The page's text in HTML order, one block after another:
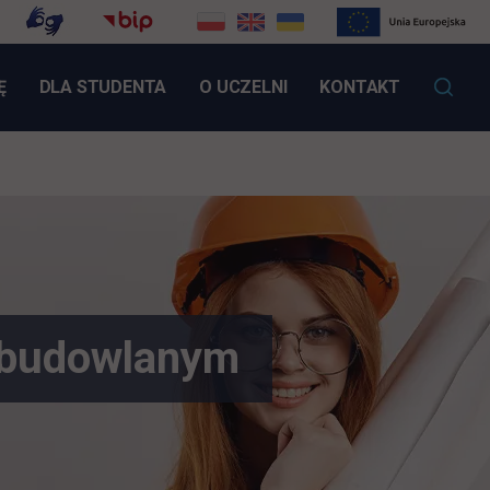
LINK OTWIERA SIĘ W NOWEJ KARCIE
DLA STUDENTA O UCZELNI KONTAKT